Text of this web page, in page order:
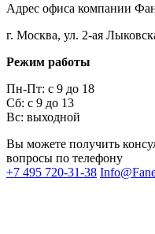
Адрес офиса компании
г. Москва, ул. 2-ая
Режим работы
Пн-Пт: с 9 до 18
Сб: с 9 до 13
Вс: выходной
Вы можете получить
вопросы по телефону
+7 495 720-31-38